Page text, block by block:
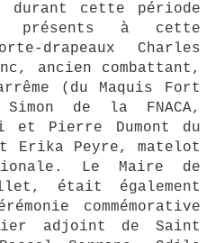
durant cette période
présents à cette
drapeaux Charles
ancien combattant,
(du Maquis Fort
de la FNACA,
et Pierre Dumont du
Erika Peyre, matelot
Le Maire de
était également
commémorative
adjoint de Saint